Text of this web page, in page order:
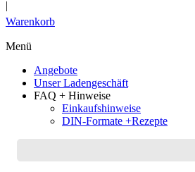
|
Warenkorb
Menü
Angebote
Unser Ladengeschäft
FAQ + Hinweise
Einkaufshinweise
DIN-Formate +Rezepte